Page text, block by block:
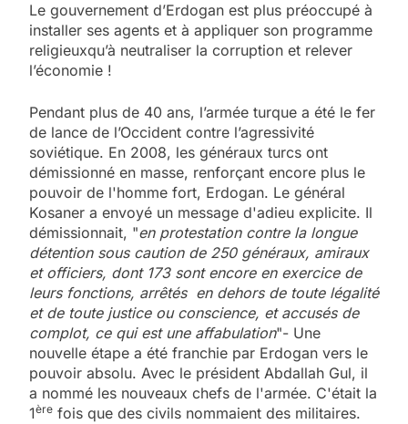
Le gouvernement d’Erdogan est plus préoccupé à
installer ses agents et à appliquer son programme
religieuxqu’à neutraliser la corruption et relever
l’économie !
Pendant plus de 40 ans, l’armée turque a été le fer
de lance de l’Occident contre l’agressivité
soviétique. En 2008, les généraux turcs ont
démissionné en masse, renforçant encore plus le
pouvoir de l'homme fort, Erdogan. Le général
Kosaner a envoyé un message d'adieu explicite. Il
démissionnait, "en protestation contre la longue
détention sous caution de 250 généraux, amiraux
et officiers, dont 173 sont encore en exercice de
leurs fonctions, arrêtés en dehors de toute légalité
et de toute justice ou conscience, et accusés de
complot, ce qui est une affabulation"- Une
nouvelle étape a été franchie par Erdogan vers le
pouvoir absolu. Avec le président Abdallah Gul, il
a nommé les nouveaux chefs de l'armée. C'était la
1ère fois que des civils nommaient des militaires.